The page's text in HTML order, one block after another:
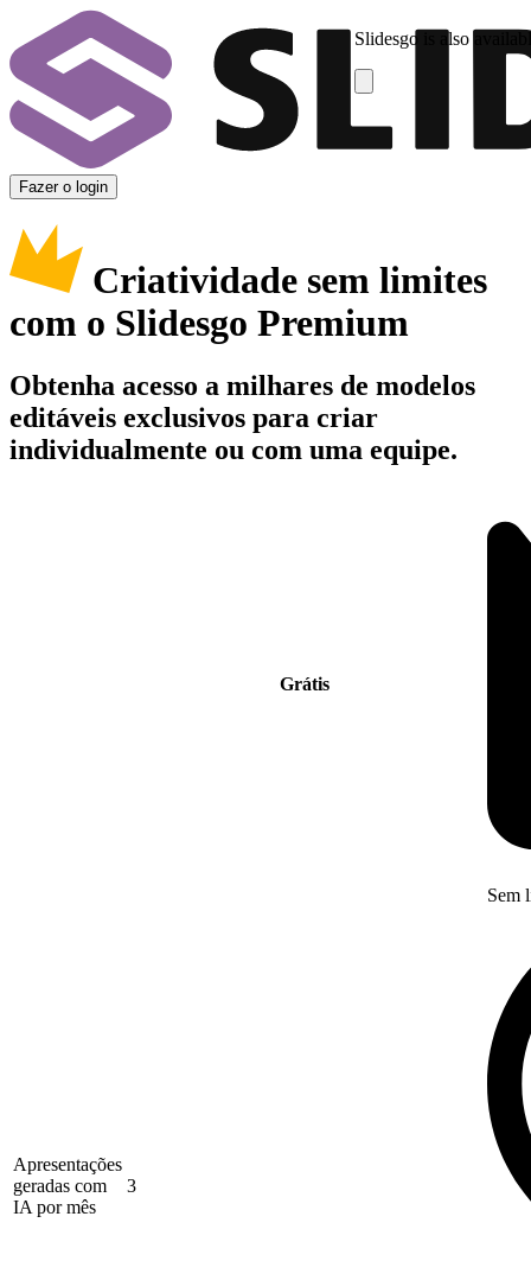
Slidesgo is also
Fazer o login
Criatividade sem limites
com o Slidesgo Premium
Obtenha acesso a milhares de modelos
editáveis exclusivos para criar
individualmente ou com uma equipe.
Grátis
Apresentações
geradas com
IA por mês
3
Sem